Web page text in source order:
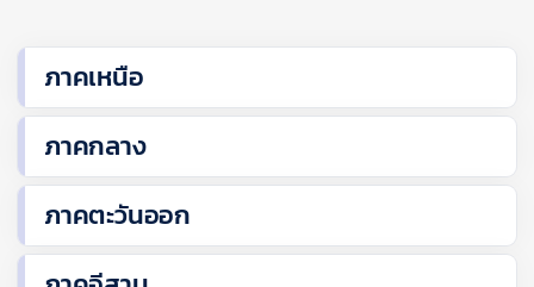
ภาคเหนือ
ภาคกลาง
ภาคตะวันออก